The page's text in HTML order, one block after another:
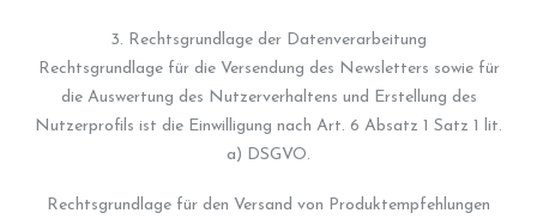
3. Rechtsgrundlage der Datenverarbeitung
Rechtsgrundlage für die Versendung des Newsletters sowie für
die Auswertung des Nutzerverhaltens und Erstellung des
Nutzerprofils ist die Einwilligung nach Art. 6 Absatz 1 Satz 1 lit.
a) DSGVO.
Rechtsgrundlage für den Versand von Produktempfehlungen